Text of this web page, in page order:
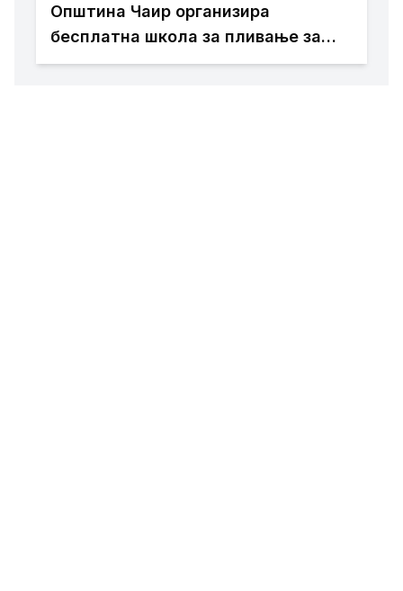
Општина Чаир организира
бесплатна школа за пливање за
деца – пријавувањето е во тек